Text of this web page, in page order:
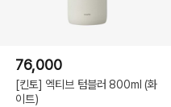
76,000
[킨토] 엑티브 텀블러 800ml (화
이트)